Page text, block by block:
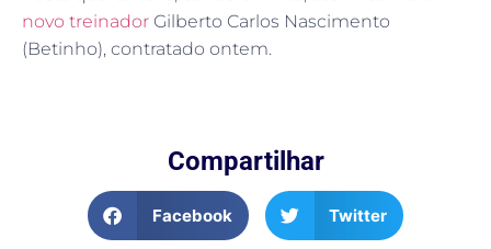
novo treinador Gilberto Carlos Nascimento
(Betinho), contratado ontem.
Compartilhar
Facebook Twitter